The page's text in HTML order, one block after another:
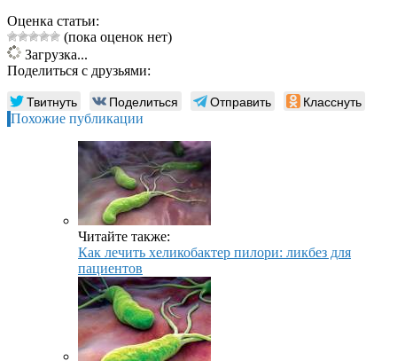
Оценка статьи:
(пока оценок нет)
Загрузка...
Поделиться с друзьями:
Твитнуть Поделиться Отправить Класснуть
Похожие публикации
Читайте также:
Как лечить хеликобактер пилори: ликбез для
пациентов